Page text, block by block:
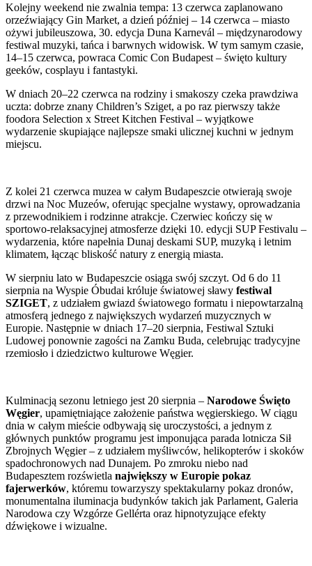
Kolejny weekend nie zwalnia tempa: 13 czerwca zaplanowano
orzeźwiający Gin Market, a dzień później – 14 czerwca – miasto
ożywi jubileuszowa, 30. edycja Duna Karnevál – międzynarodowy
festiwal muzyki, tańca i barwnych widowisk. W tym samym czasie,
14–15 czerwca, powraca Comic Con Budapest – święto kultury
geeków, cosplayu i fantastyki.
W dniach 20–22 czerwca na rodziny i smakoszy czeka prawdziwa
uczta: dobrze znany Children’s Sziget, a po raz pierwszy także
foodora Selection x Street Kitchen Festival – wyjątkowe
wydarzenie skupiające najlepsze smaki ulicznej kuchni w jednym
miejscu.
Z kolei 21 czerwca muzea w całym Budapeszcie otwierają swoje
drzwi na Noc Muzeów, oferując specjalne wystawy, oprowadzania
z przewodnikiem i rodzinne atrakcje. Czerwiec kończy się w
sportowo-relaksacyjnej atmosferze dzięki 10. edycji SUP Festivalu –
wydarzenia, które napełnia Dunaj deskami SUP, muzyką i letnim
klimatem, łącząc bliskość natury z energią miasta.
W sierpniu lato w Budapeszcie osiąga swój szczyt. Od 6 do 11
sierpnia na Wyspie Óbudai króluje światowej sławy festiwal
SZIGET, z udziałem gwiazd światowego formatu i niepowtarzalną
atmosferą jednego z największych wydarzeń muzycznych w
Europie. Następnie w dniach 17–20 sierpnia, Festiwal Sztuki
Ludowej ponownie zagości na Zamku Buda, celebrując tradycyjne
rzemiosło i dziedzictwo kulturowe Węgier.
Kulminacją sezonu letniego jest 20 sierpnia – Narodowe Święto
Węgier, upamiętniające założenie państwa węgierskiego. W ciągu
dnia w całym mieście odbywają się uroczystości, a jednym z
głównych punktów programu jest imponująca parada lotnicza Sił
Zbrojnych Węgier – z udziałem myśliwców, helikopterów i skoków
spadochronowych nad Dunajem. Po zmroku niebo nad
Budapesztem rozświetla największy w Europie pokaz
fajerwerków, któremu towarzyszy spektakularny pokaz dronów,
monumentalna iluminacja budynków takich jak Parlament, Galeria
Narodowa czy Wzgórze Gellérta oraz hipnotyzujące efekty
dźwiękowe i wizualne.